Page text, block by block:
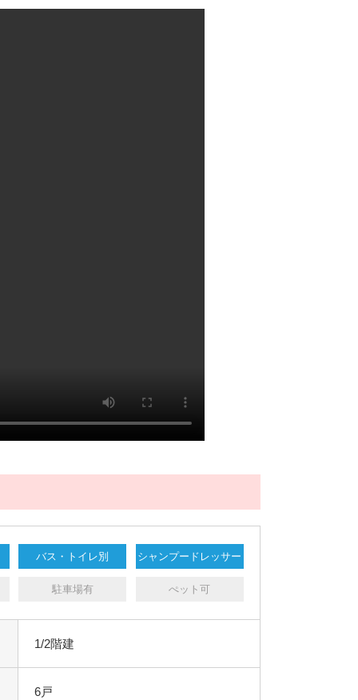
バス・トイレ別 シャンプードレッサー
駐車場有 ぺット可
1/2階建
6戸